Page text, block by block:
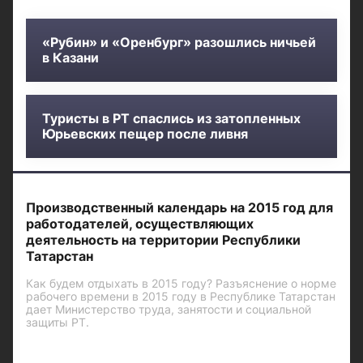
«Рубин» и «Оренбург» разошлись ничьей
в Казани
Туристы в РТ спаслись из затопленных
Юрьевских пещер после ливня
Производственный календарь на 2015 год для
работодателей, осуществляющих
деятельность на территории Республики
Татарстан
Как будем отдыхать в 2015 году? Разъяснение о норме
рабочего времени в 2015 году в Республике Татарстан
дает Министерство труда, занятости и социальной
защиты РТ.